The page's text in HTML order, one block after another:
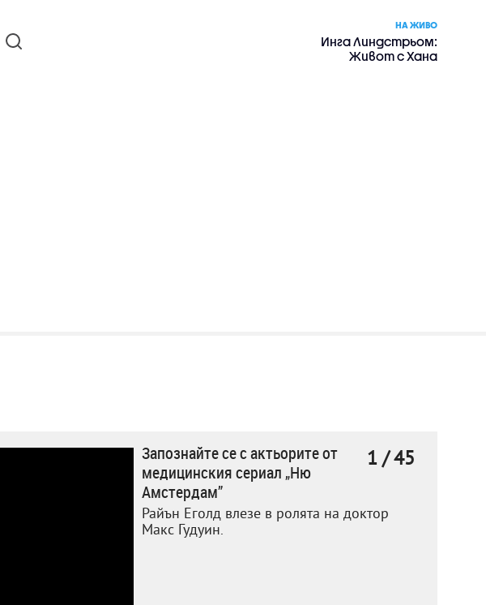
НА ЖИВО
Инга Линдстрьом:
Живот с Хана
Запознайте се с актьорите от
медицинския сериал „Ню
Амстердам”
Райън Еголд влезе в ролята на доктор
Макс Гудуин.
1 / 45